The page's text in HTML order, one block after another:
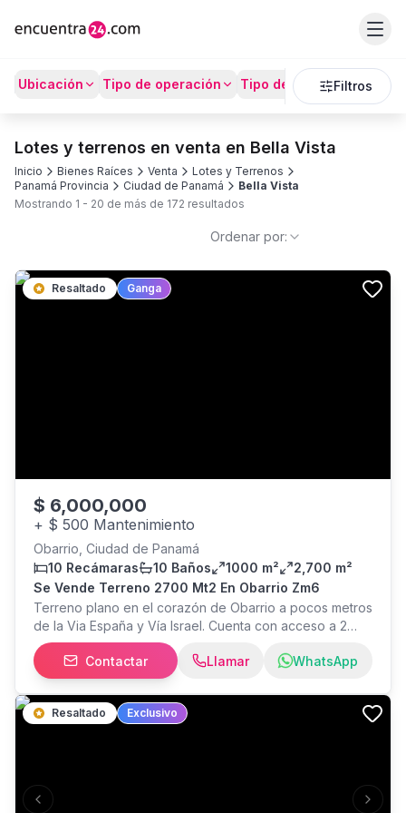
Ubicación Tipo de operación Tipo de Propiedad
Filtros
Lotes y terrenos en venta en Bella Vista
Inicio Bienes Raíces Venta
Lotes y Terrenos
Panamá Provincia
Ciudad de Panamá
Bella Vista
Mostrando 1 - 20 de más de 172 resultados
Ordenar por:
Resaltado Ganga
$ 6,000,000
+ $ 500 Mantenimiento
Obarrio, Ciudad de Panamá
10 Recámaras
10 Baños 1000 m²
2,700 m²
Se Vende Terreno 2700 Mt2 En Obarrio Zm6
Terreno plano en el corazón de Obarrio a pocos metros
de la Via España y Vía Israel. Cuenta con acceso a 2
calles distintas. Terreno tiene 2700 mt2 con
anteproyecto aprobado. Zonificación ZM6 Precio de
Venta: 6,000,000 $ Contactar al
Contactar Llamar WhatsApp
Previous slide Next
Resaltado Exclusivo